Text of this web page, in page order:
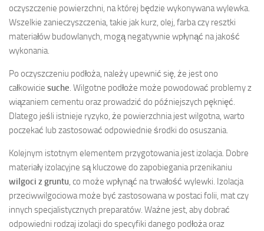
oczyszczenie powierzchni, na której będzie wykonywana wylewka.
Wszelkie zanieczyszczenia, takie jak kurz, olej, farba czy resztki
materiałów budowlanych, mogą negatywnie wpłynąć na jakość
wykonania.
Po oczyszczeniu podłoża, należy upewnić się, że jest ono
całkowicie suche. Wilgotne podłoże może powodować problemy z
wiązaniem cementu oraz prowadzić do późniejszych pęknięć.
Dlatego jeśli istnieje ryzyko, że powierzchnia jest wilgotna, warto
poczekać lub zastosować odpowiednie środki do osuszania.
Kolejnym istotnym elementem przygotowania jest izolacja. Dobre
materiały izolacyjne są kluczowe do zapobiegania przenikaniu
wilgoci z gruntu, co może wpłynąć na trwałość wylewki. Izolacja
przeciwwilgociowa może być zastosowana w postaci folii, mat czy
innych specjalistycznych preparatów. Ważne jest, aby dobrać
odpowiedni rodzaj izolacji do specyfiki danego podłoża oraz